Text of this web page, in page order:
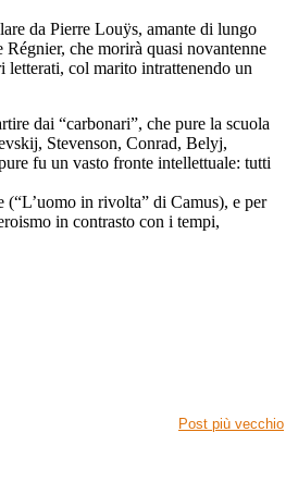
da PierreLouÿs, amante di lungo
che morirà quasi novantenne
letterati, col marito intrattenendo un
dai “carbonari”, che pure la scuola
Stevenson, Conrad, Belyj,
fu un vasto fronte intellettuale: tutti
in rivolta” di Camus), e per
in contrasto con i tempi,
Post più vecchio